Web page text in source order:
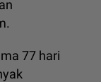
77 hari